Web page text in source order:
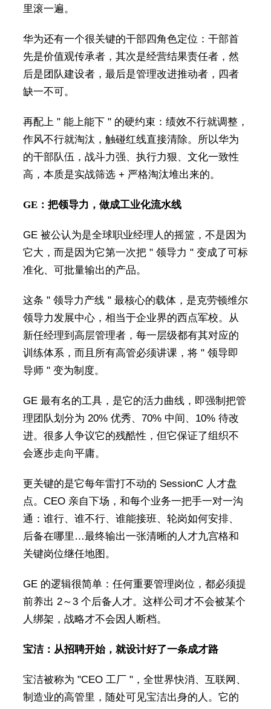
里滚一遍。
华为还有一个很关键的干部四角色定位：干部首
先是价值观传承者，其次是经营结果责任者，然
后是团队建设者，最后是管理改进推动者，四者
缺一不可。
再配上 " 能上能下 " 的硬约束：绩效不行就调整，
作风不行就淘汰，触碰红线直接清除。所以华为
的干部队伍，战斗力强、执行力狠、文化一致性
高，本质是实战筛选 + 严格淘汰堆出来的。
GE：把领导力，做成工业化流水线
GE 被公认为是全球职业经理人的摇篮，不是因为
它大，而是因为它第一次把 " 领导力 " 变成了可标
准化、可批量输出的产品。
这条 " 领导力产线 " 最核心的载体，是克劳顿维尔
领导力发展中心，相当于企业界的西点军校。从
新任经理到高层管理者，每一层级都有其对应的
训练体系，而且所有高管必须讲课，将 " 领导即
导师 " 变为制度。
GE 最有名的工具，是它的活力曲线，即强制把管
理团队划分为 20% 优秀、70% 中间、10% 待改
进。很多人争议它的残酷性，但它保证了组织不
会逐步走向平庸。
更关键的是它每年雷打不动的 SessionC 人才盘
点。CEO 亲自下场，和每个业务一把手一对一沟
通：谁行、谁不行、谁能接班、轮岗如何安排、
后备在哪里…最终输出一张清晰的人才九宫格和
关键岗位继任地图。
GE 的逻辑很简单：任何重要管理岗位，都必须提
前养出 2～3 个后备人才。这样公司才不会被某个
人绑架，战略才不会因人断档。
宝洁：从招聘开始，就设计好了一条成才路
宝洁被称为 "CEO 工厂 "，全世界快消、互联网、
制造业的高管里，随处可见宝洁出身的人。它的